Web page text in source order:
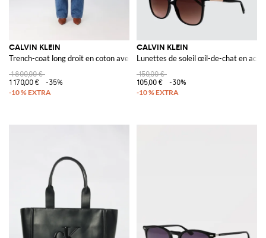
CALVIN KLEIN
Trench-coat long droit en coton avec ceinture à nouer
1 800,00 €
1 170,00 €
-35%
CALVIN KLEIN
Lunettes de soleil œil-de-chat en
150,00 €
105,00 €
-30%